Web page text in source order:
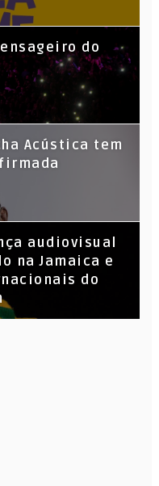
do
Acústica tem
audiovisual
na Jamaica e
do
DJ Raíz e DJ